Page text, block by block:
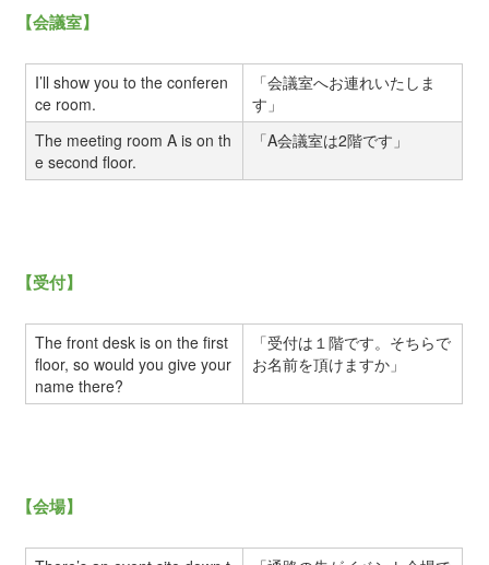
【会議室】
I’ll show you to the conferen
ce room.
「会議室へお連れいたしま
す」
The meeting room A is on th
e second floor.
「A会議室は2階です」
【受付】
The front desk is on the first
floor, so would you give your
name there?
「受付は１階です。そちらで
お名前を頂けますか」
【会場】